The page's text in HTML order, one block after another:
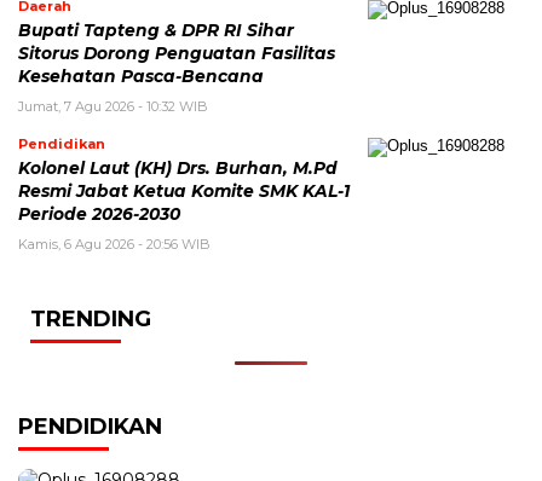
Daerah
Bupati Tapteng & DPR RI Sihar
Sitorus Dorong Penguatan Fasilitas
Kesehatan Pasca-Bencana
Jumat, 7 Agu 2026 - 10:32 WIB
Pendidikan
Kolonel Laut (KH) Drs. Burhan, M.Pd
Resmi Jabat Ketua Komite SMK KAL-1
Periode 2026-2030
Kamis, 6 Agu 2026 - 20:56 WIB
TRENDING
PENDIDIKAN